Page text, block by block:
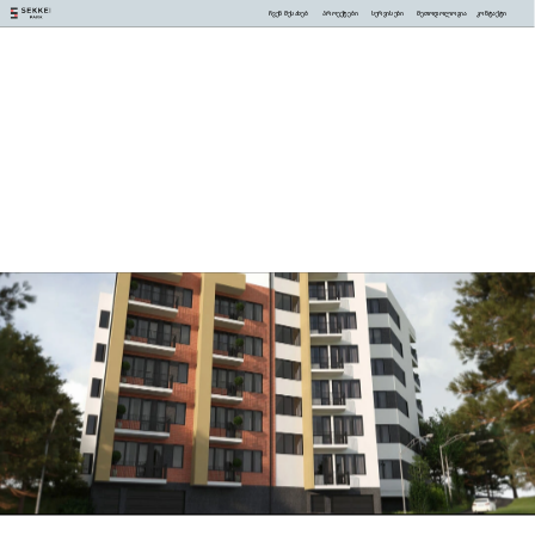
სერვისები
ჩვენ შესახებ კონტაქტი
მეთოდოლოგია
პროექტები